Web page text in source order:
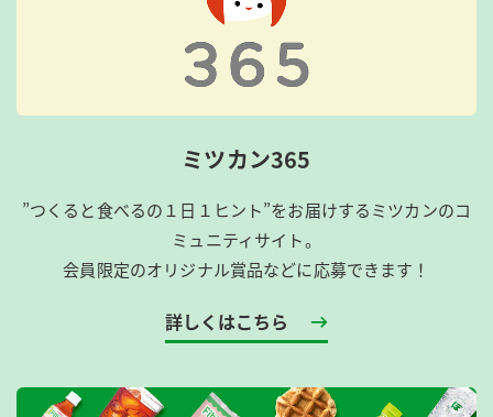
ミツカン365
”つくると食べるの１日１ヒント”をお届けするミツカンのコ
ミュニティサイト。
会員限定のオリジナル賞品などに応募できます！
詳しくはこちら